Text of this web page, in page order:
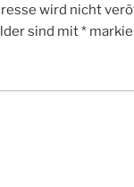
wird nicht
sind mit*